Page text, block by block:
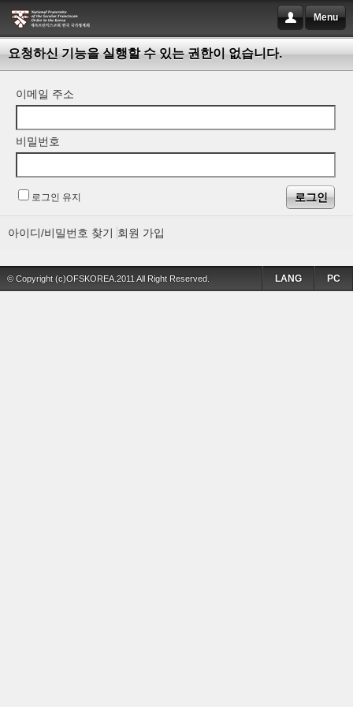
Menu
요청하신 기능을 실행할 수 있는 권한이 없습니다.
이메일 주소
비밀번호
로그인 유지
아이디/비밀번호 찾기 회원 가입
© Copyright (c)OFSKOREA.2011 All Right Reserved. PC
LANG